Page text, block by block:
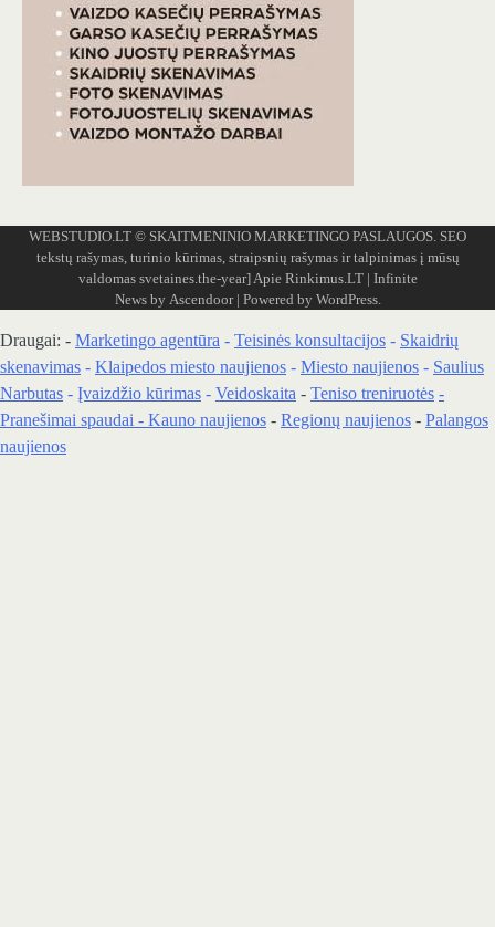
WEBSTUDIO.LT © SKAITMENINIO MARKETINGO PASLAUGOS. SEO
tekstų rašymas, turinio kūrimas, straipsnių rašymas ir talpinimas į mūsų
valdomas svetaines.the-year]Apie Rinkimus.LT| Infinite
News by Ascendoor| Powered by WordPress.
Draugai: - Marketingo agentūra - Teisinės konsultacijos - Skaidrių
skenavimas - Klaipedos miesto naujienos - Miesto naujienos - Saulius
Narbutas - Įvaizdžio kūrimas - Veidoskaita - Teniso treniruotės -
Pranešimai spaudai - Kauno naujienos - Regionų naujienos - Palangos
naujienos